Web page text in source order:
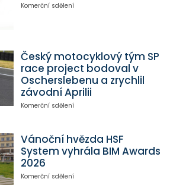
Komerční sdělení
Český motocyklový tým SP
race project bodoval v
Oscherslebenu a zrychlil
závodní Aprilii
Komerční sdělení
Vánoční hvězda HSF
System vyhrála BIM Awards
2026
Komerční sdělení